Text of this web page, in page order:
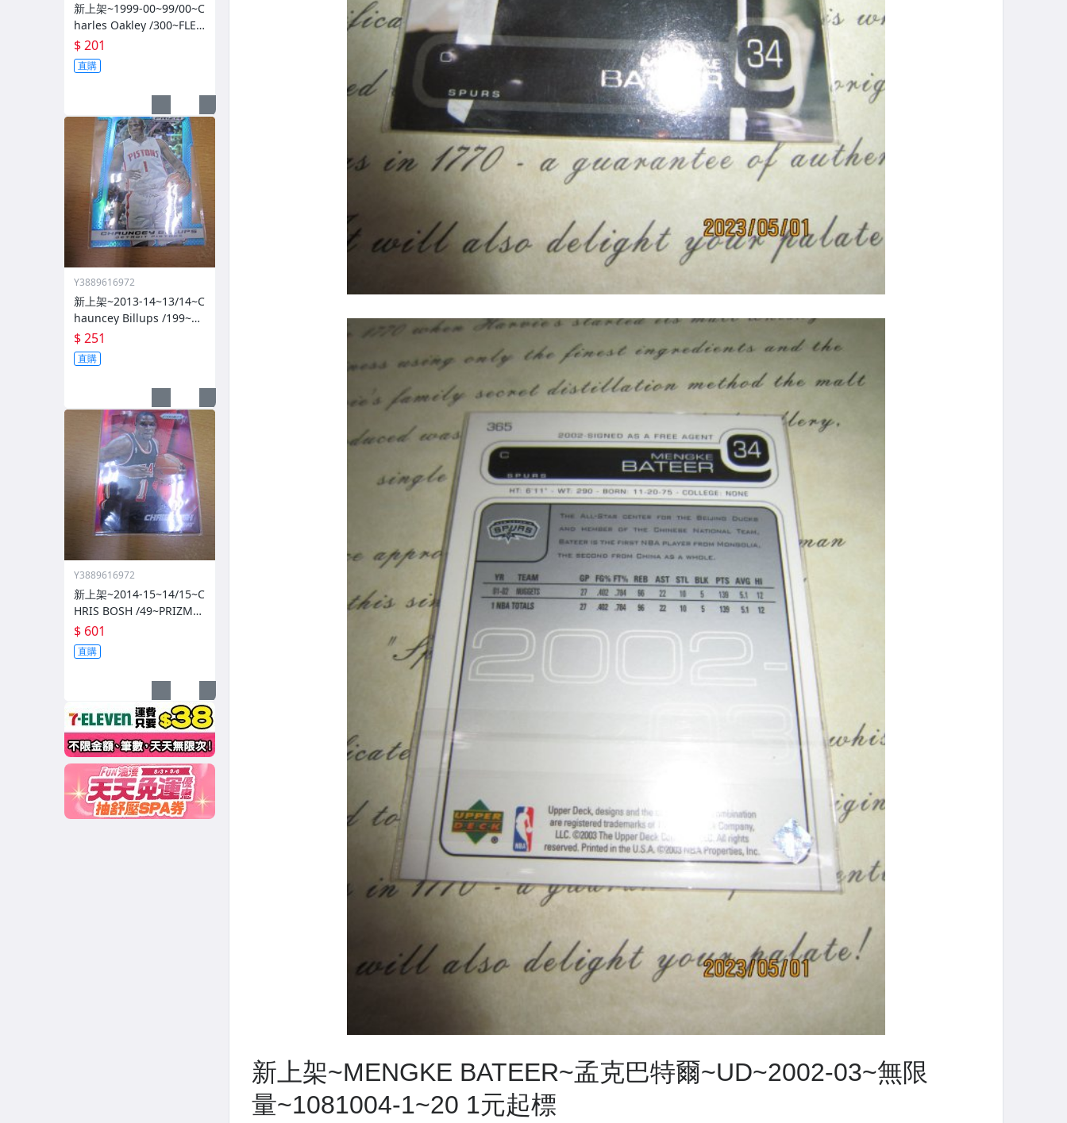
新上架~1999-00~99/00~C
harles Oakley /300~FLEE
R~~限量/300~1060114-1
$ 201
直購
Y3889616972
新上架~2013-14~13/14~C
hauncey Billups /199~PR
IZM~SILVER~藍亮~限量/1
99~1060114-1
$ 251
直購
Y3889616972
新上架~2014-15~14/15~C
HRIS BOSH /49~PRIZM~S
ILVER~紅亮~低限量/49~1
060114-1
$ 601
直購